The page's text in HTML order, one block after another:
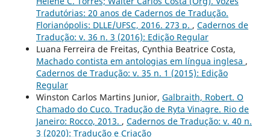
Tradutórias: 20 anos de Cadernos de Tradução.
Florianópolis: DLLE/UFSC, 2016. 273 p. , Cadernos de
Tradução: v. 36 n. 3 (2016): Edição Regular
Luana Ferreira de Freitas, Cynthia Beatrice Costa,
Machado contista em antologias em língua inglesa ,
Cadernos de Tradução: v. 35 n. 1 (2015): Edição
Regular
Winston Carlos Martins Junior, Galbraith, Robert. O
Chamado do Cuco. Tradução de Ryta Vinagre. Rio de
Janeiro: Rocco, 2013. , Cadernos de Tradução: v. 40 n.
3 (2020): Tradução e Criação